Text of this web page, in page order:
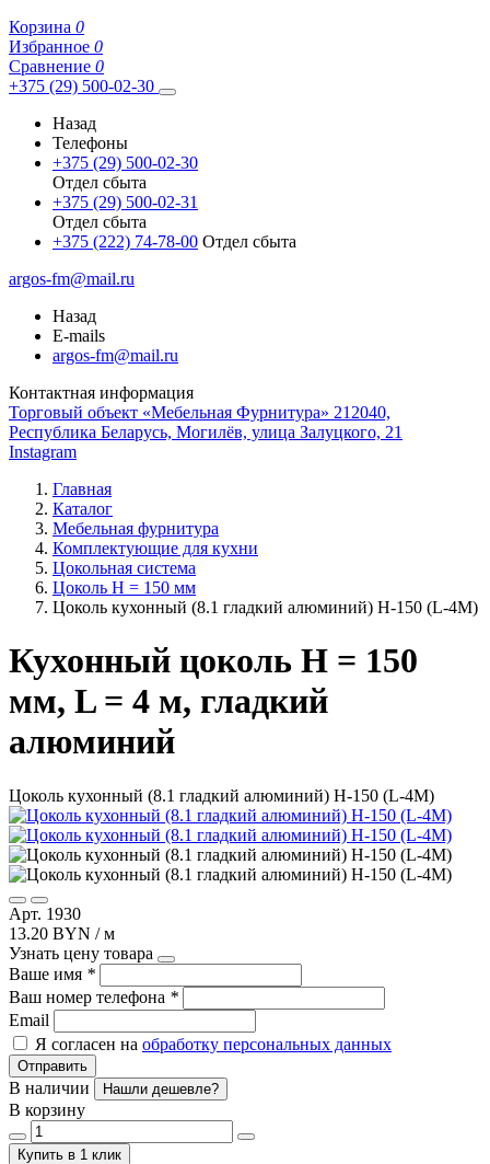
Корзина 0
Избранное 0
Сравнение 0
+375 (29) 500-02-30
Назад
Телефоны
+375 (29) 500-02-30
Отдел сбыта
+375 (29) 500-02-31
Отдел сбыта
+375 (222) 74-78-00 Отдел сбыта
argos-fm@mail.ru
Назад
E-mails
argos-fm@mail.ru
Контактная информация
Торговый объект «Мебельная Фурнитура» 212040,
Республика Беларусь, Могилёв, улица Залуцкого, 21
Instagram
Главная
Каталог
Мебельная фурнитура
Комплектующие для кухни
Цокольная система
Цоколь H = 150 мм
Цоколь кухонный (8.1 гладкий алюминий) Н-150 (L-4М)
Кухонный цоколь H = 150
мм, L = 4 м, гладкий
алюминий
Цоколь кухонный (8.1 гладкий алюминий) Н-150 (L-4М)
Арт. 1930
13.20 BYN / м
Узнать цену товара
Ваше имя *
Ваш номер телефона *
Email
Я согласен на обработку персональных данных
Отправить
В наличии Нашли дешевле?
В корзину
Купить в 1 клик